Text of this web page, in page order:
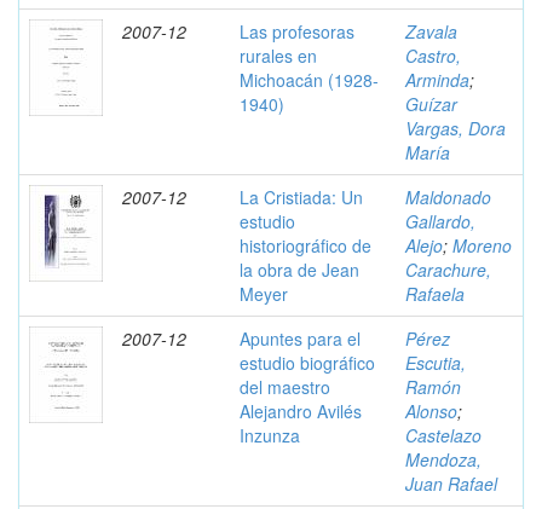
2007-12
Las profesoras
rurales en
Michoacán (1928-
1940)
Zavala
Castro,
Arminda;
Guízar
Vargas, Dora
María
2007-12
La Cristiada: Un
estudio
historiográfico de
la obra de Jean
Meyer
Maldonado
Gallardo,
Alejo; Moreno
Carachure,
Rafaela
2007-12
Apuntes para el
estudio biográfico
del maestro
Alejandro Avilés
Inzunza
Pérez
Escutia,
Ramón
Alonso;
Castelazo
Mendoza,
Juan Rafael